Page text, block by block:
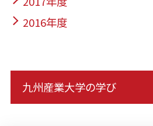
2016年度
九州産業大学の学び